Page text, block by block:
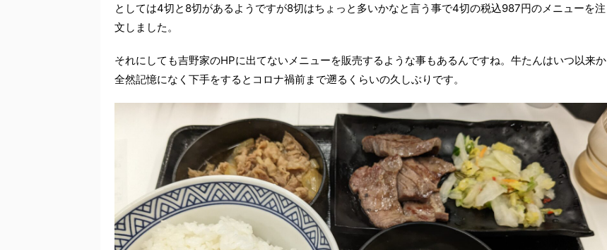
としては4切と8切があるようですが8切はちょっと多いかなと言う事で4切の税込987円のメニューを注
文しました。
それにしても吉野家のHPに出てないメニューを販売するような事もあるんですね。牛たんはいつ以来か
全然記憶になく下手をするとコロナ禍前まで遡るくらいの久しぶりです。